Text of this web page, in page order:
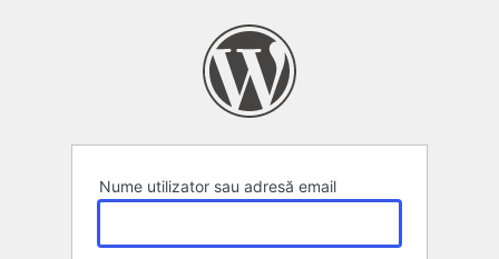
Nume utilizator sau adresă email